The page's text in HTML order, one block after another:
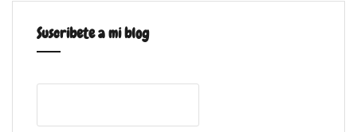
Suscribete a mi blog